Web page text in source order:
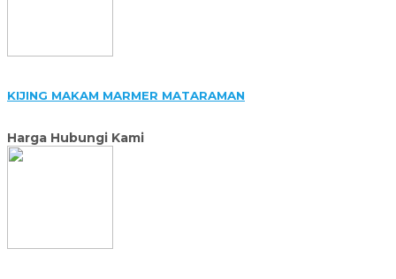
KIJING MAKAM MARMER MATARAMAN
Harga Hubungi Kami